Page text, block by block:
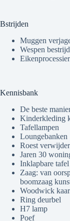
Bstrijden
Muggen
Wespen
Kennisbank
De beste
Kinderkleding
Tafellampen
Loungebanken
Roest
Jaren 30
Inklapbare tafel
Zaag: van
boomzaag
Woodwick
Ring deurbel
H7 lamp
Poef